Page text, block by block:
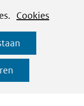
Cookies